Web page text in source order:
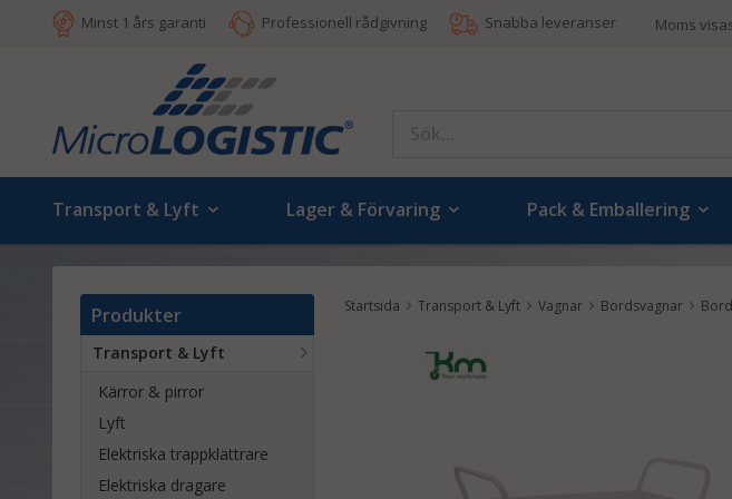
Minst 1 års garanti Professionell rådgivning Snabba leveranser Moms
Transport & Lyft Lager & Förvaring Pack & Emballering
Produkter
Transport & Lyft
Kärror & pirror
Lyft
Elektriska trappklättrare
Elektriska dragare
Startsida Transport & Lyft Vagnar Bordsvagnar